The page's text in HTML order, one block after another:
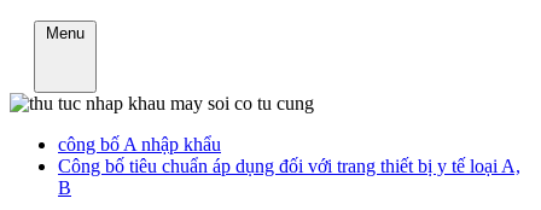
Menu
công bố A nhập khẩu
Công bố tiêu chuẩn áp dụng đối với trang thiết bị y tế loại A,
B